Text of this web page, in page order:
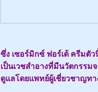
ซึ่ง เซอร์มิกซ์ ฟอร์เต้ ครีมตั
เป็นเวชสำอางที่มีนวัตกรรม
ดูแลโดยแพทย์ผู้เชี่ยวชาญทา